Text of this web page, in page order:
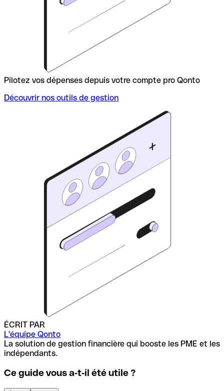
Pilotez vos dépenses depuis votre compte pro Qonto
Découvrir nos outils de gestion
ÉCRIT PAR
L'équipe Qonto
La solution de gestion financière qui booste les PME et les
indépendants.
Ce guide vous a‑t‑il été utile ?